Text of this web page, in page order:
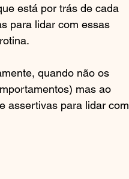
está por trás de cada
para lidar com essas
quando não os
mas ao
assertivas para lidar com